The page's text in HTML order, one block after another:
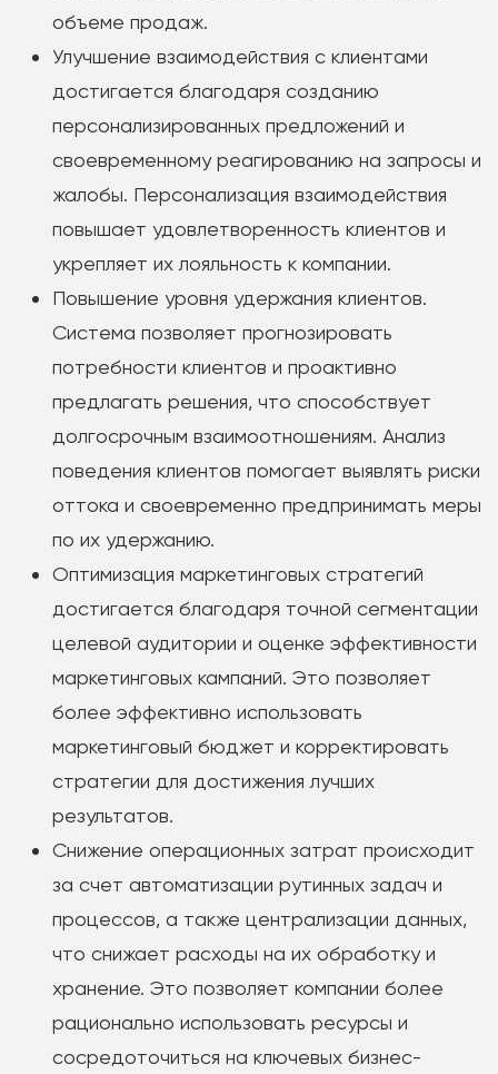
объеме продаж.
Улучшение взаимодействия с клиентами
достигается благодаря созданию
персонализированных предложений и
своевременному реагированию на запросы и
жалобы. Персонализация взаимодействия
повышает удовлетворенность клиентов и
укрепляет их лояльность к компании.
Повышение уровня удержания клиентов.
Система позволяет прогнозировать
потребности клиентов и проактивно
предлагать решения, что способствует
долгосрочным взаимоотношениям. Анализ
поведения клиентов помогает выявлять риски
оттока и своевременно предпринимать меры
по их удержанию.
Оптимизация маркетинговых стратегий
достигается благодаря точной сегментации
целевой аудитории и оценке эффективности
маркетинговых кампаний. Это позволяет
более эффективно использовать
маркетинговый бюджет и корректировать
стратегии для достижения лучших
результатов.
Снижение операционных затрат происходит
за счет автоматизации рутинных задач и
процессов, а также централизации данных,
что снижает расходы на их обработку и
хранение. Это позволяет компании более
рационально использовать ресурсы и
сосредоточиться на ключевых бизнес-